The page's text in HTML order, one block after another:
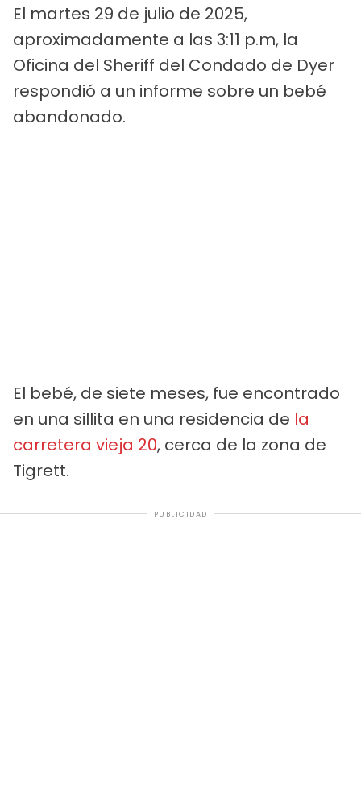
El martes 29 de julio de 2025,
aproximadamente a las 3:11 p.m, la
Oficina del Sheriff del Condado de Dyer
respondió a un informe sobre un bebé
abandonado.
El bebé, de siete meses, fue encontrado
en una sillita en una residencia de la
carretera vieja 20, cerca de la zona de
Tigrett.
PUBLICIDAD